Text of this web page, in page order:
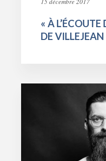
« À
DE VILLEJEAN